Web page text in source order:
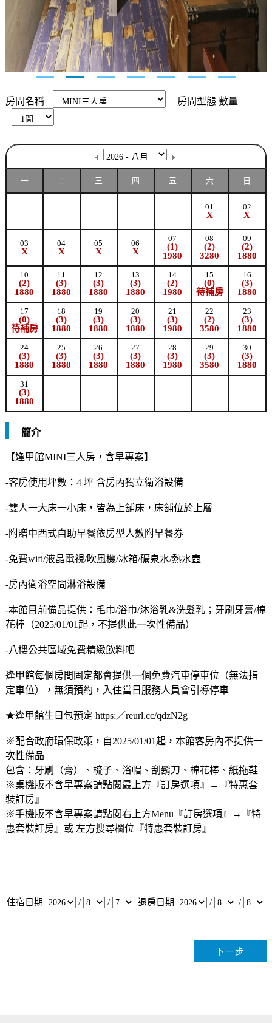
房間名稱 房間型態 數量
一 二 三 四 五 六 日
01
X
02
X
03
X
04
X
05
X
06
X
07
(1)
1980
08
(2)
3280
09
(2)
1880
10
(2)
1880
11
(3)
1880
12
(3)
1880
13
(3)
1880
14
(2)
1980
15
(0)
待補房
16
(3)
1880
17
(0)
待補房
18
(3)
1880
19
(3)
1880
20
(3)
1880
21
(3)
1980
22
(2)
3580
23
(3)
1880
24
(3)
1880
25
(3)
1880
26
(3)
1880
27
(3)
1880
28
(3)
1980
29
(3)
3580
30
(3)
1880
31
(3)
1880
簡介
【逢甲館MINI三人房，含早專案】
-客房使用坪數：4 坪 含房內獨立衛浴設備
-雙人一大床一小床，皆為上舖床，床舖位於上層
-附贈中西式自助早餐依房型人數附早餐券
-免費wifi/液晶電視/吹風機/冰箱/礦泉水/熱水壺
-房內衛浴空間淋浴設備
-本館目前備品提供：毛巾/浴巾/沐浴乳&洗髮乳；牙刷牙膏/棉
花棒（2025/01/01起，不提供此一次性備品）
-八樓公共區域免費精緻飲料吧
逢甲館每個房間固定都會提供一個免費汽車停車位（無法指
定車位），無須預約，入住當日服務人員會引導停車
★逢甲館生日包預定 https:／reurl.cc/qdzN2g
※配合政府環保政策，自2025/01/01起，本館客房內不提供一
次性備品
包含：牙刷（膏）、梳子、浴帽、刮鬍刀、棉花棒、紙拖鞋
※桌機版不含早專案請點閱最上方『訂房選項』→『特惠套
裝訂房』
※手機版不含早專案請點閱右上方Menu『訂房選項』→『特
惠套裝訂房』或 左方搜尋欄位『特惠套裝訂房』
住宿日期 / / 退房日期 / /